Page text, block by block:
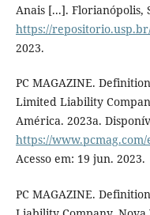
Anais [...]. Florianópolis,
https://
2023.
PC MAGAZINE.
Limited Liability
América. 2023a.
https://
Acesso em: 19 jun. 2023.
PC MAGAZINE.